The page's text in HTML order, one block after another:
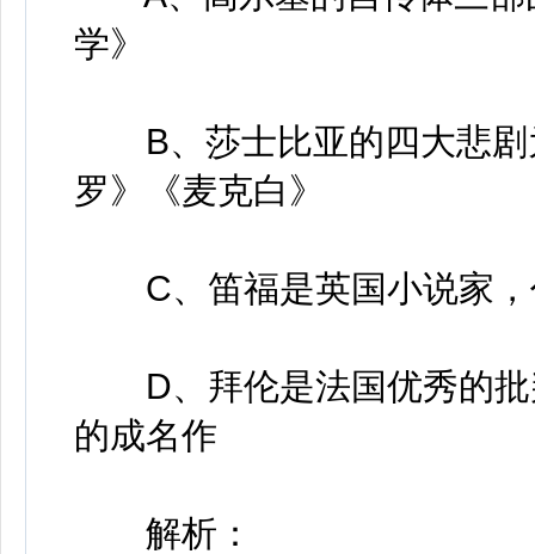
学》
B、莎士比亚的四大悲剧
罗》《麦克白》
C、笛福是英国小说家，
D、拜伦是法国优秀的批
的成名作
解析：